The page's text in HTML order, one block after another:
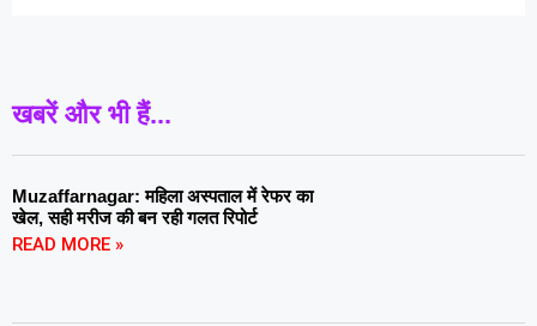
खबरें और भी हैं...
Muzaffarnagar: महिला अस्पताल में रेफर का
खेल, सही मरीज की बन रही गलत रिपोर्ट
READ MORE »